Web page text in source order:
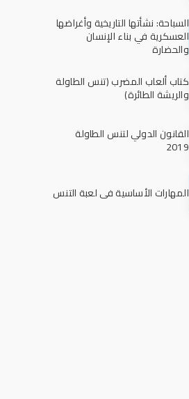
السباحة: نشأتها التاريخية وأغراضها
العسكرية في بناء الإنسان
والحضارة
كتاب ألعاب المضرب (تنس الطاولة
والريشة الطائرة)
القانون الدولي لتنس الطاولة
2019
المهارات الأساسية في لعبة التنس